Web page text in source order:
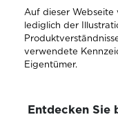
Auf dieser Webseite
lediglich der
verwendete
Eigentümer.
Entdecken Sie